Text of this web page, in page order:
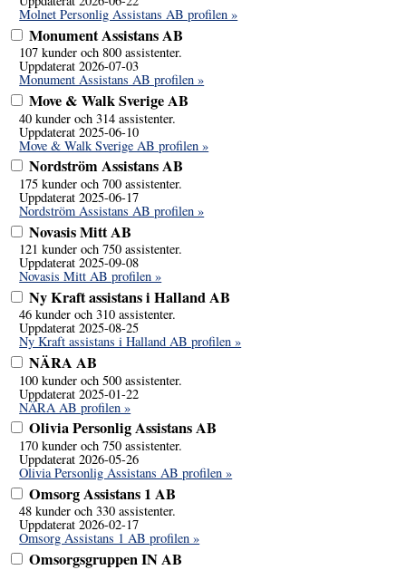
Molnet Personlig Assistans AB profilen »
Monument Assistans AB
107 kunder och 800 assistenter.
Uppdaterat 2026-07-03
Monument Assistans AB profilen »
Move & Walk Sverige AB
40 kunder och 314 assistenter.
Uppdaterat 2025-06-10
Move & Walk Sverige AB profilen »
Nordström Assistans AB
175 kunder och 700 assistenter.
Uppdaterat 2025-06-17
Nordström Assistans AB profilen »
Novasis Mitt AB
121 kunder och 750 assistenter.
Uppdaterat 2025-09-08
Novasis Mitt AB profilen »
Ny Kraft assistans i Halland AB
46 kunder och 310 assistenter.
Uppdaterat 2025-08-25
Ny Kraft assistans i Halland AB profilen »
NÄRA AB
100 kunder och 500 assistenter.
Uppdaterat 2025-01-22
NÄRA AB profilen »
Olivia Personlig Assistans AB
170 kunder och 750 assistenter.
Uppdaterat 2026-05-26
Olivia Personlig Assistans AB profilen »
Omsorg Assistans 1 AB
48 kunder och 330 assistenter.
Uppdaterat 2026-02-17
Omsorg Assistans 1 AB profilen »
Omsorgsgruppen IN AB